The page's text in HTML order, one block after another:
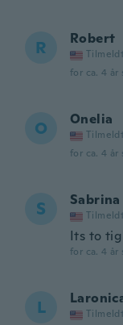
R Robert
for ca. 4 år
O Onelia
for ca. 4 år
S Sabrina
Its to
for ca. 4 år
L